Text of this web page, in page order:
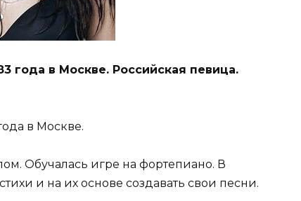
года в Москве. Российская певица.
в Москве.
Обучалась игре на фортепиано. В
и на их основе создавать свои песни.